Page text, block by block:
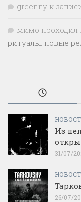
greenny к
мимо проходил
ритуалы: новые
Из
31/07/
26/07/